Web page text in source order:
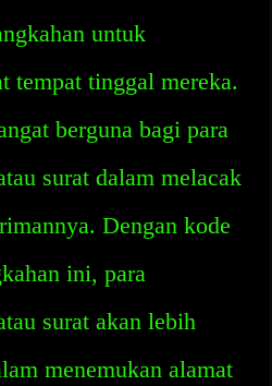
untuk
tempat tinggal mereka.
berguna bagi para
surat dalam melacak
Dengan kode
ini, para
surat akan lebih
menemukan alamat